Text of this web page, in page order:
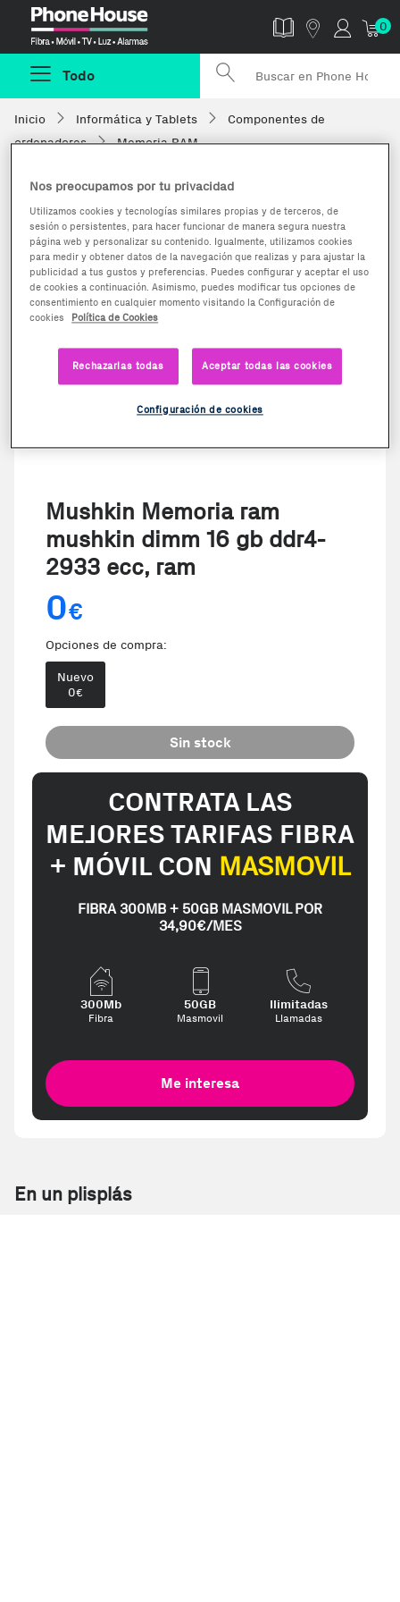
0
Todo
Inicio Informática y Tablets
Componentes de
ordenadores
Memoria RAM
Mushkin Memoria ram
mushkin dimm 16 gb ddr4-
2933 ecc, ram
0€
Opciones de compra:
Nuevo
0€
Sin stock
CONTRATA LAS
MEJORES TARIFAS FIBRA
+ MÓVIL CON MASMOVIL
FIBRA 300MB + 50GB MASMOVIL POR
34,90€/MES
300Mb
Fibra
50GB
Masmovil
Ilimitadas
Llamadas
Me interesa
En un plisplás
Nos preocupamos por tu privacidad
Utilizamos cookies y tecnologías similares propias y de terceros, de
sesión o persistentes, para hacer funcionar de manera segura nuestra
página web y personalizar su contenido. Igualmente, utilizamos cookies
para medir y obtener datos de la navegación que realizas y para ajustar la
publicidad a tus gustos y preferencias. Puedes configurar y aceptar el uso
de cookies a continuación. Asimismo, puedes modificar tus opciones de
consentimiento en cualquier momento visitando la Configuración de
cookies
Política de Cookies
Rechazarlas todas Aceptar todas las cookies
Configuración de cookies